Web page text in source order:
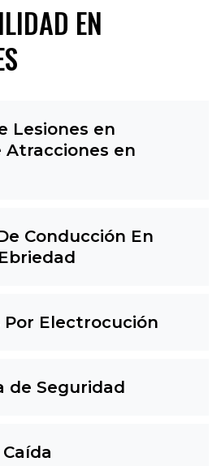
EN
Lesiones en
Atracciones en
Conducción En
Electrocución
de Seguridad